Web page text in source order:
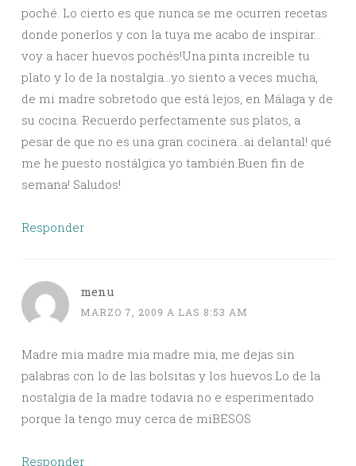
poché. Lo cierto es que nunca se me ocurren recetas
donde ponerlos y con la tuya me acabo de inspirar…
voy a hacer huevos pochés!Una pinta increible tu
plato y lo de la nostalgia…yo siento a veces mucha,
de mi madre sobretodo que está lejos, en Málaga y de
su cocina. Recuerdo perfectamente sus platos, a
pesar de que no es una gran cocinera…ai delantal! qué
me he puesto nostálgica yo también.Buen fin de
semana! Saludos!
Responder
menu
MARZO 7, 2009 A LAS 8:53 AM
Madre mia madre mia madre mia, me dejas sin
palabras con lo de las bolsitas y los huevos.Lo de la
nostalgia de la madre todavia no e esperimentado
porque la tengo muy cerca de míBESOS
Responder